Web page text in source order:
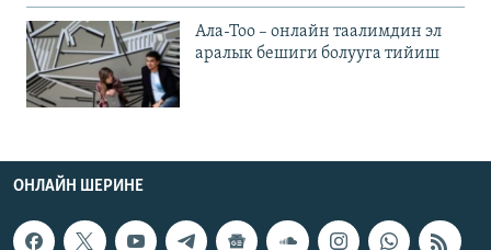
Ала-Тоо – онлайн таалимдин эл
аралык бешиги болууга тийиш
ОНЛАЙН ШЕРИНЕ